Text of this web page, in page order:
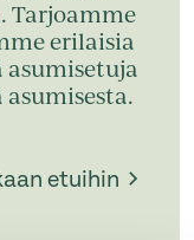
Tarjoamme
erilaisia
etuihin